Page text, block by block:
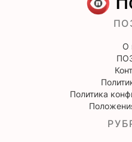
О
Политика